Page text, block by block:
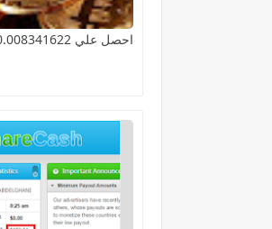
احصل علي 0.008341622 بيتكوين